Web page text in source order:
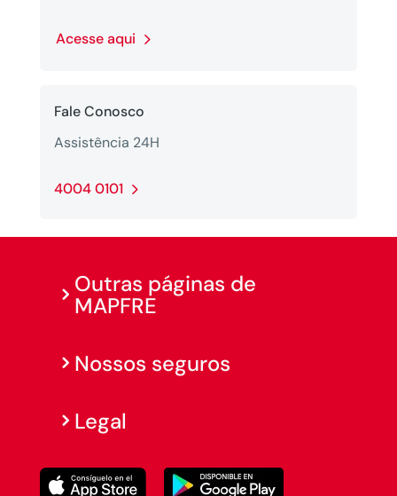
Acesse aqui
Fale Conosco
Assistência 24H
4004 0101
Outras páginas de
MAPFRE
Nossos seguros
Legal